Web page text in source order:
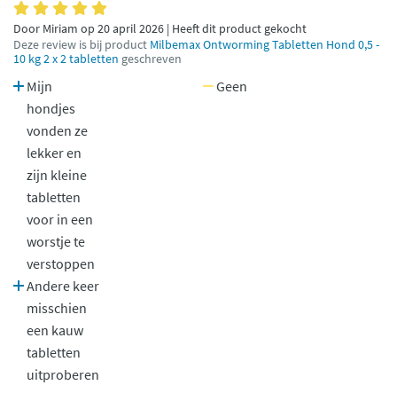
Door Miriam op 20 april 2026 | Heeft dit product gekocht
Deze review is bij product Milbemax Ontworming Tabletten Hond 0,5 -
10 kg 2 x 2 tabletten geschreven
Mijn
hondjes
vonden ze
lekker en
zijn kleine
tabletten
voor in een
worstje te
verstoppen
Andere keer
misschien
een kauw
tabletten
uitproberen
Geen